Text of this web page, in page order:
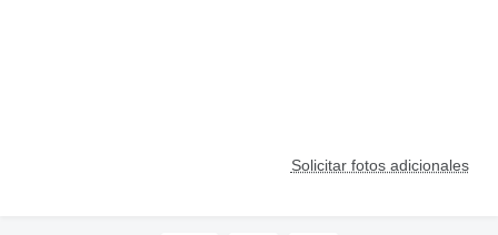
Solicitar fotos adicionales